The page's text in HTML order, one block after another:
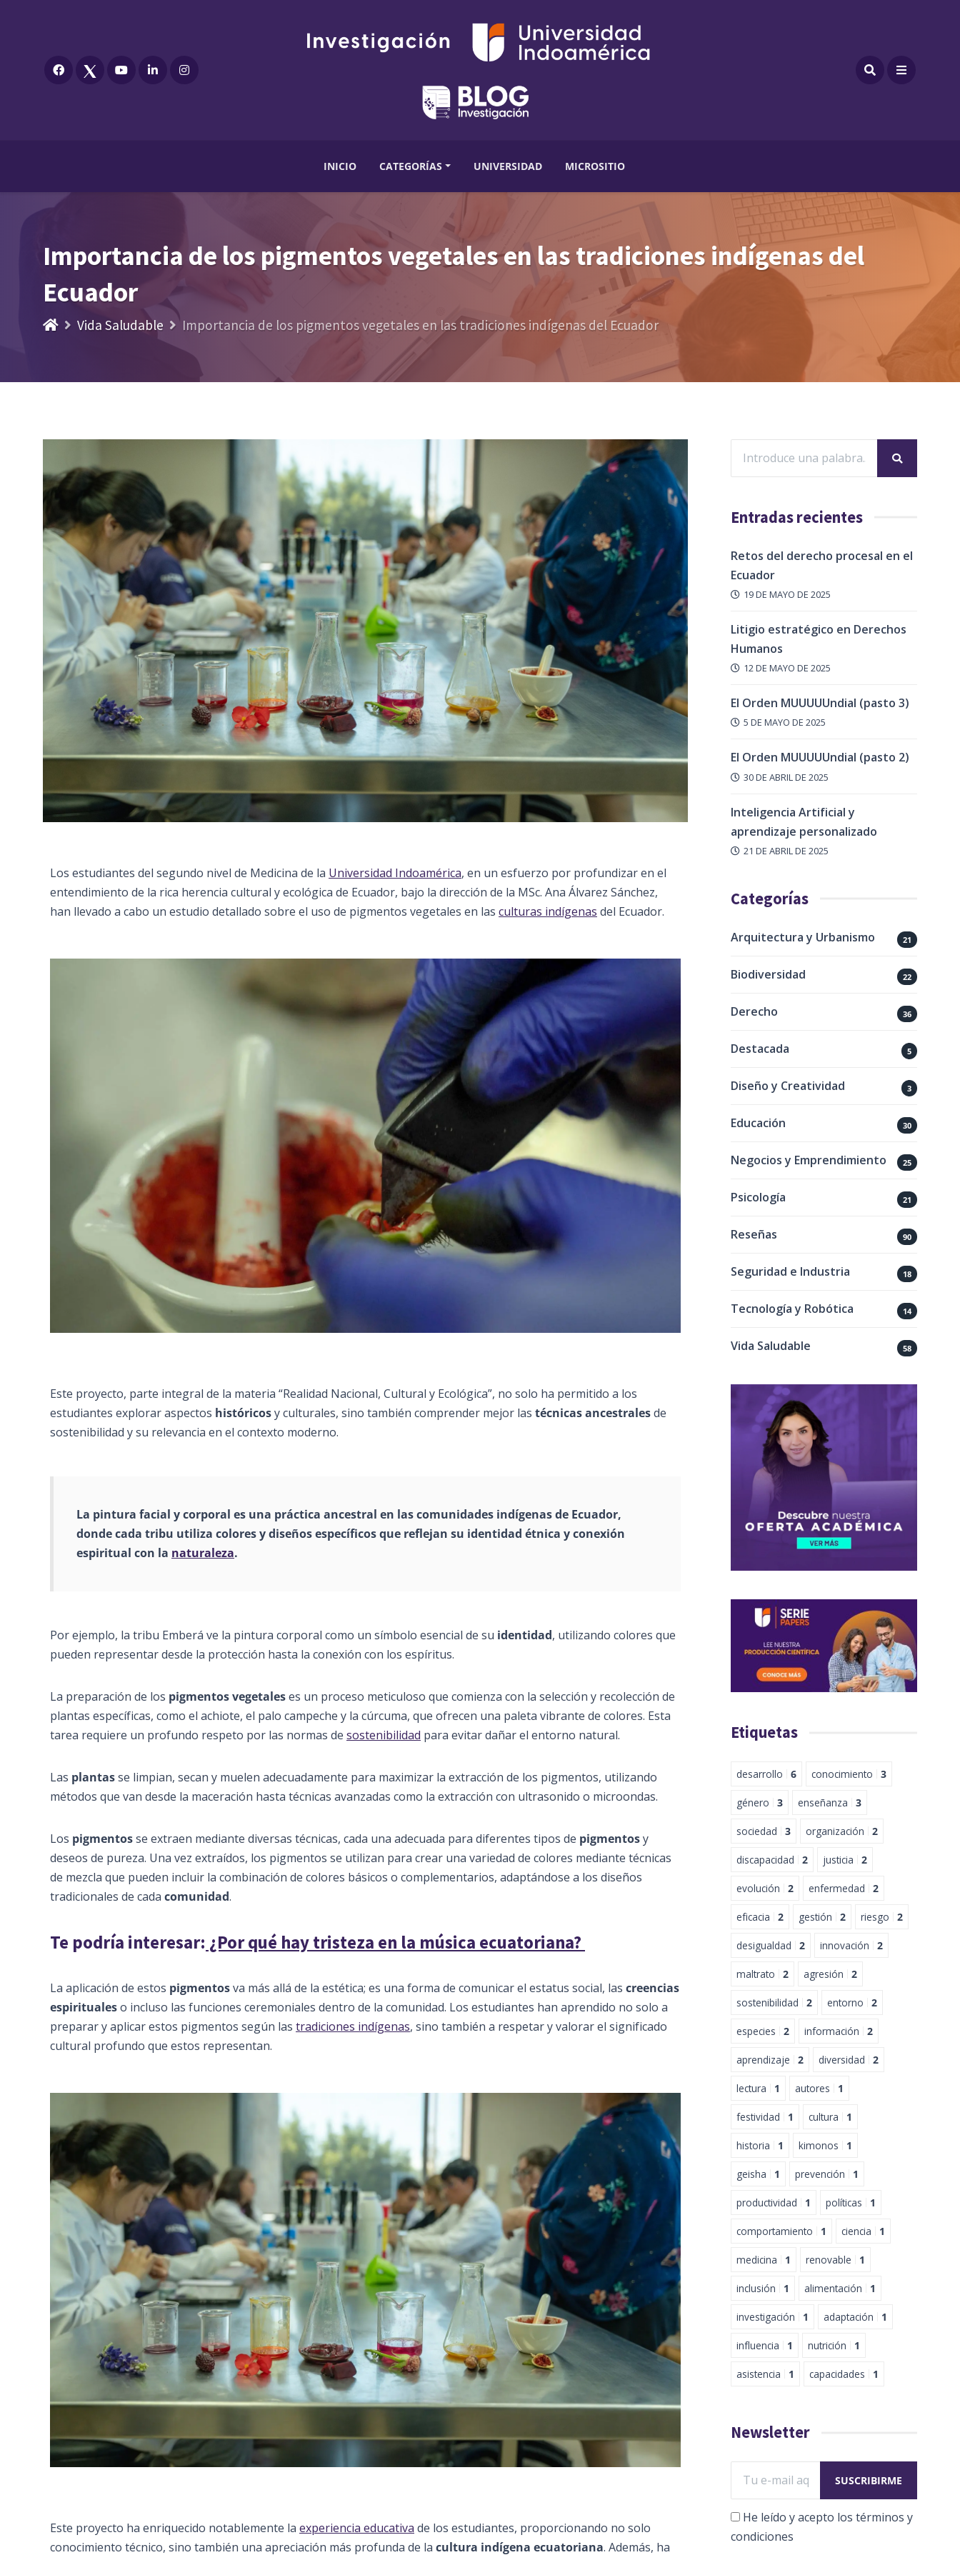
INICIO CATEGORÍAS UNIVERSIDAD MICROSITIO
Importancia de los pigmentos vegetales en las tradiciones indígenas del
Ecuador
Vida Saludable Importancia de los pigmentos vegetales en las tradiciones indígenas del Ecuador
Los estudiantes del segundo nivel de Medicina de la Universidad Indoamérica, en un esfuerzo por profundizar en el
entendimiento de la rica herencia cultural y ecológica de Ecuador, bajo la dirección de la MSc. Ana Álvarez Sánchez,
han llevado a cabo un estudio detallado sobre el uso de pigmentos vegetales en las culturas indígenas del Ecuador.
Este proyecto, parte integral de la materia “Realidad Nacional, Cultural y Ecológica”, no solo ha permitido a los
estudiantes explorar aspectos históricosy culturales, sino también comprender mejor las técnicas ancestralesde
sostenibilidad y su relevancia en el contexto moderno.
La pintura facial y corporal es una práctica ancestral en lascomunidades indígenasde Ecuador,
donde cada tribu utiliza colores y diseños específicos que reflejan su identidad étnica y conexión
espiritual con la naturaleza.
Por ejemplo, la tribu Emberá ve la pintura corporal como un símbolo esencial de su identidad, utilizando colores que
pueden representar desde la protección hasta la conexión con los espíritus.
La preparación de los pigmentos vegetaleses un proceso meticuloso que comienza con la selección y recolección de
plantas específicas, como el achiote, el palo campeche y la cúrcuma, que ofrecen una paleta vibrante de colores. Esta
tarea requiere un profundo respeto por las normas de sostenibilidad para evitar dañar el entorno natural.
Las plantasse limpian, secan y muelen adecuadamente para maximizar la extracción de los pigmentos, utilizando
métodos que van desde la maceración hasta técnicas avanzadas como la extracción con ultrasonido o microondas.
Los pigmentosse extraen mediante diversas técnicas, cada una adecuada para diferentes tipos de pigmentosy
deseos de pureza. Una vez extraídos, los pigmentos se utilizan para crear una variedad de colores mediante técnicas
de mezcla que pueden incluir la combinación de colores básicos o complementarios, adaptándose a los diseños
tradicionales de cada comunidad.
Te podría interesar: ¿Por qué hay tristeza en la música ecuatoriana?
La aplicación de estos pigmentosva más allá de la estética; es una forma de comunicar el estatus social, las creencias
espiritualeso incluso las funciones ceremoniales dentro de la comunidad. Los estudiantes han aprendido no solo a
preparar y aplicar estos pigmentos según las tradiciones indígenas, sino también a respetar y valorar el significado
cultural profundo que estos representan.
Este proyecto ha enriquecido notablemente la experiencia educativa de los estudiantes, proporcionando no solo
conocimiento técnico, sino también una apreciación más profunda de la cultura indígena ecuatoriana. Además, ha
Entradas recientes
Retos del derecho procesal en el
Ecuador
19 DE MAYO DE 2025
Litigio estratégico en Derechos
Humanos
12 DE MAYO DE 2025
El Orden MUUUUUndial (pasto 3)
5 DE MAYO DE 2025
El Orden MUUUUUndial (pasto 2)
30 DE ABRIL DE 2025
Inteligencia Artificial y
aprendizaje personalizado
21 DE ABRIL DE 2025
Categorías
Arquitectura y Urbanismo 21
Biodiversidad 22
Derecho 36
Destacada 5
Diseño y Creatividad 3
Educación 30
Negocios y Emprendimiento 25
Psicología 21
Reseñas 90
Seguridad e Industria 18
Tecnología y Robótica 14
Vida Saludable 58
Etiquetas
desarrollo 6 conocimiento 3
género 3 enseñanza 3
sociedad 3 organización 2
discapacidad 2 justicia 2
evolución 2 enfermedad 2
eficacia 2 gestión 2 riesgo 2
desigualdad 2 innovación 2
maltrato 2 agresión 2
sostenibilidad 2 entorno 2
especies 2 información 2
aprendizaje 2 diversidad 2
lectura 1 autores 1
festividad 1 cultura 1
historia 1 kimonos 1
geisha 1 prevención 1
productividad 1 políticas 1
comportamiento 1 ciencia 1
medicina 1 renovable 1
inclusión 1 alimentación 1
investigación 1 adaptación 1
influencia 1 nutrición 1
asistencia 1 capacidades 1
Newsletter
He leído y acepto los términos y
condiciones